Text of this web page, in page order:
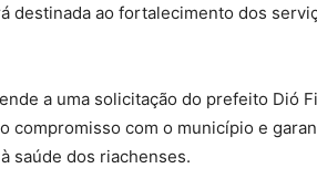
destinada ao fortalecimento dos
a uma solicitação do prefeito Dió
compromisso com o município e
saúde dos riachenses.